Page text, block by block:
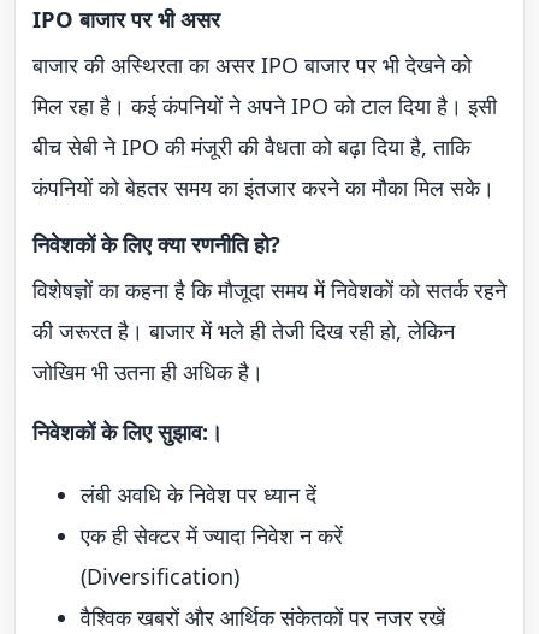
IPO बाजार पर भी असर
बाजार की अस्थिरता का असर IPO बाजार पर भी देखने को
मिल रहा है। कई कंपनियों ने अपने IPO को टाल दिया है। इसी
बीच सेबी ने IPO की मंजूरी की वैधता को बढ़ा दिया है, ताकि
कंपनियों को बेहतर समय का इंतजार करने का मौका मिल सके।
निवेशकों के लिए क्या रणनीति हो?
विशेषज्ञों का कहना है कि मौजूदा समय में निवेशकों को सतर्क रहने
की जरूरत है। बाजार में भले ही तेजी दिख रही हो, लेकिन
जोखिम भी उतना ही अधिक है।
निवेशकों के लिए सुझाव:।
लंबी अवधि के निवेश पर ध्यान दें
एक ही सेक्टर में ज्यादा निवेश न करें
(Diversification)
वैश्विक खबरों और आर्थिक संकेतकों पर नजर रखें